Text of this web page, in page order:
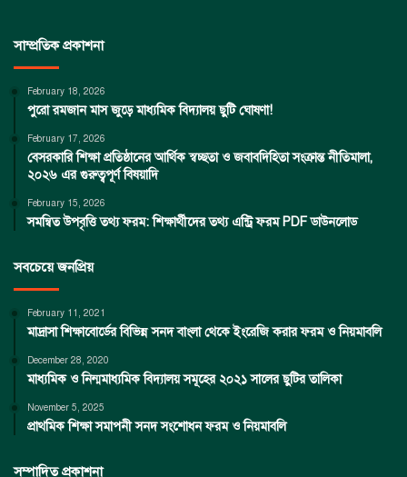
সাম্প্রতিক প্রকাশনা
February 18, 2026
পুরো রমজান মাস জুড়ে মাধ্যমিক বিদ্যালয় ছুটি ঘোষণা!
February 17, 2026
বেসরকারি শিক্ষা প্রতিষ্ঠানের আর্থিক স্বচ্ছতা ও জবাবদিহিতা সংক্রান্ত নীতিমালা,
২০২৬ এর গুরুত্বপূর্ণ বিষয়াদি
February 15, 2026
সমন্বিত উপবৃত্তি তথ্য ফরম: শিক্ষার্থীদের তথ্য এন্ট্রি ফরম PDF ডাউনলোড
সবচেয়ে জনপ্রিয়
February 11, 2021
মাদ্রাসা শিক্ষাবোর্ডের বিভিন্ন সনদ বাংলা থেকে ইংরেজি করার ফরম ও নিয়মাবলি
December 28, 2020
মাধ্যমিক ও নিন্মমাধ্যমিক বিদ্যালয় সমূহের ২০২১ সালের ছুটির তালিকা
November 5, 2025
প্রাথমিক শিক্ষা সমাপনী সনদ সংশোধন ফরম ও নিয়মাবলি
সম্পাদিত প্রকাশনা